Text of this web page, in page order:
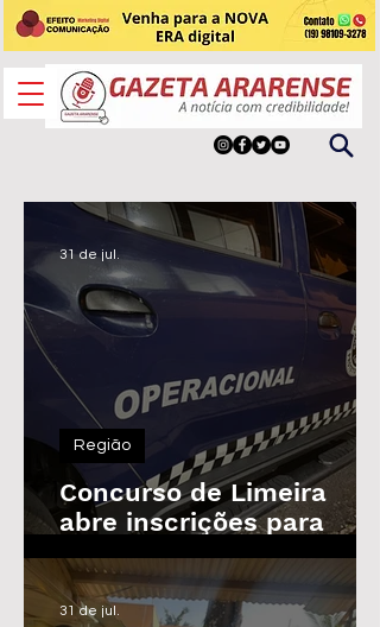
Concurso de Limeira
abre inscrições para
Guarda Civil, Trânsito e
Defesa Civil com 30
vagas imediatas
Região
31 de jul.
31 de jul.